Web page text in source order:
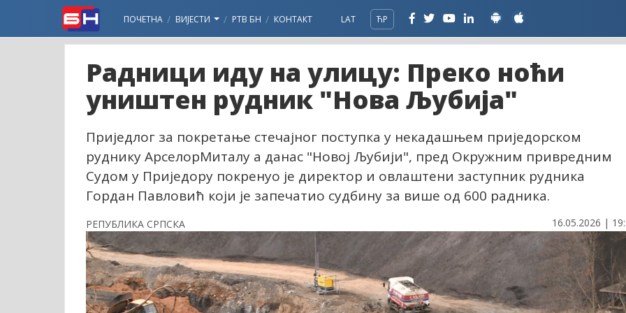
ПОЧЕТНА ВИЈЕСТИ РТВ БН КОНТАКТ LAT ЋР
Радници иду на улицу: Преко ноћи
уништен рудник "Нова Љубија"
Приједлог за покретање стечајног поступка у некадашњем приједорском
руднику АрселорМиталу а данас "Новој Љубији", пред Окружним привредним
Судом у Приједору покренуо је директор и овлаштени заступник рудника
Гордан Павловић који је запечатио судбину за више од 600 радника.
РЕПУБЛИКА СРПСКА 16.05.2026 |